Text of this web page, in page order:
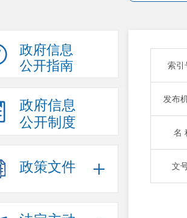
政府信息
公开指南
政府信息
公开制度
政策文件
索引
发布
名
文